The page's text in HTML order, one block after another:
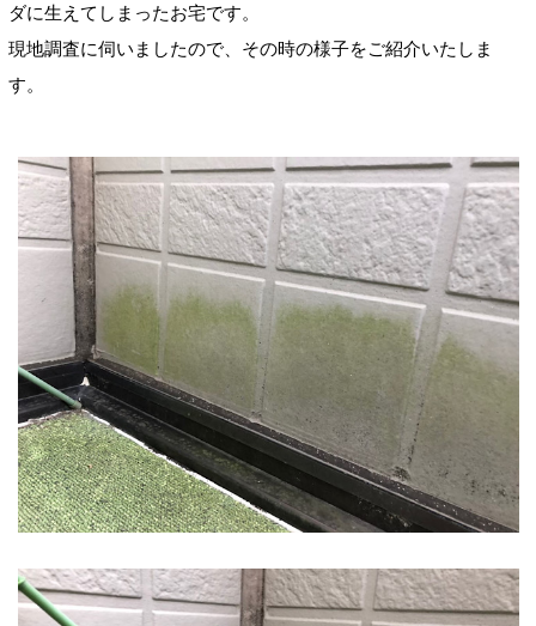
ダに生えてしまったお宅です。
現地調査に伺いましたので、その時の様子をご紹介いたしま
す。